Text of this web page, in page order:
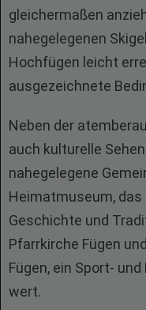
gleichermaßen
nahegelegenen
Hochfügen leicht
ausgezeichnete
Neben der
auch kulturelle
nahegelegene
Heimatmuseum, das
Geschichte und
Pfarrkirche Fügen
Fügen, ein Sport-
wert.